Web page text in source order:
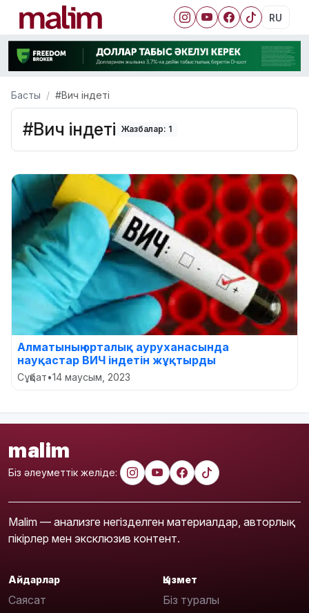
RU
Басты #Вич індеті
#Вич індеті Жазбалар: 1
Алматының орталық ауруханасында
науқастар ВИЧ індетін жұқтырды
Сұқбат•14 маусым, 2023
malim
Біз әлеуметтік желіде:
Malim — анализге негізделген материалдар, авторлық
пікірлер мен эксклюзив контент.
Айдарлар
Саясат
Қызмет
Біз туралы